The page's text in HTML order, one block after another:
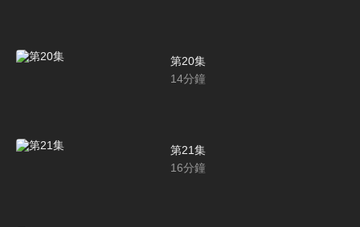
第20集
14分鐘
第21集
16分鐘